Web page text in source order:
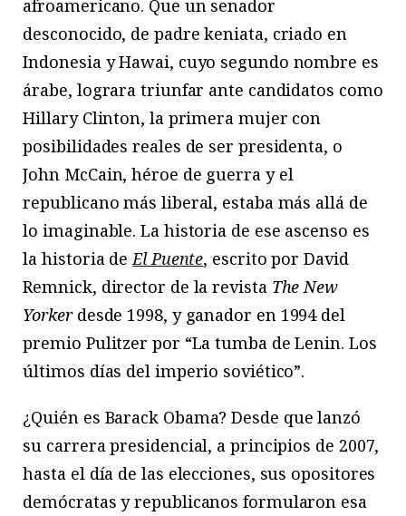
afroamericano. Que un senador
desconocido, de padre keniata, criado en
Indonesia y Hawai, cuyo segundo nombre es
árabe, lograra triunfar ante candidatos como
Hillary Clinton, la primera mujer con
posibilidades reales de ser presidenta, o
John McCain, héroe de guerra y el
republicano más liberal, estaba más allá de
lo imaginable. La historia de ese ascenso es
la historia de El Puente, escrito por David
Remnick, director de la revista The New
Yorkerdesde 1998, y ganador en 1994 del
premio Pulitzer por “La tumba de Lenin. Los
últimos días del imperio soviético”.
¿Quién es Barack Obama? Desde que lanzó
su carrera presidencial, a principios de 2007,
hasta el día de las elecciones, sus opositores
demócratas y republicanos formularon esa